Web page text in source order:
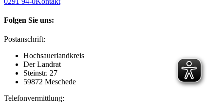
Folgen Sie uns:
Postanschrift:
Hochsauerlandkreis
Der Landrat
Steinstr. 27
59872 Meschede
Telefonvermittlung: